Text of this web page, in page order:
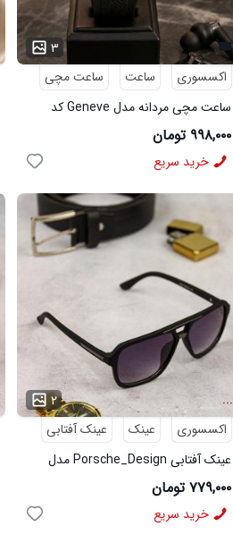
۳
اکسسوری
ساعت
ساعت مچی
ساعت مچی مردانه مدل Geneve کد
6562
۹۹۸,۰۰۰ تومان
خرید سریع
۲
...
اکسسوری
عینک
عینک آفتابی
عینک آفتابی Porsche_Design مدل
3960
۷۷۹,۰۰۰ تومان
خرید سریع